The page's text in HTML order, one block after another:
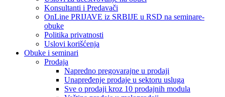
Konsultanti i Predavači
OnLine PRIJAVE iz SRBIJE u RSD na seminare-
obuke
Politika privatnosti
Uslovi korišćenja
Obuke i seminari
Prodaja
Napredno pregovarajne u prodaji
Unapređenje prodaje u sektoru usluga
Sve o prodaji kroz 10 prodajnih modula